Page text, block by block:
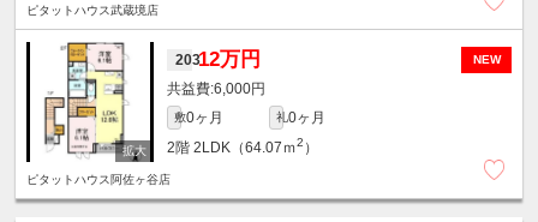
ピタットハウス武蔵境店
NEW
20312万円
6,000円
敷0ヶ月 礼0ヶ月
2階 2LDK（64.07ｍ2 ）
ピタットハウス阿佐ヶ谷店